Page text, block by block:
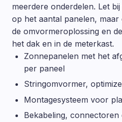
meerdere onderdelen. Let
op het aantal panelen,
de omvormeroplossing en
het dak en in de meterkast.
Zonnepanelen met het
per paneel
Stringomvormer,
Montagesysteem voor
Bekabeling, connectoren